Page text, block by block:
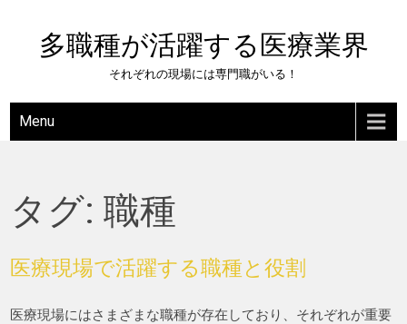
content多職種が活躍する医療業界
それぞれの現場には専門職がいる！
Menu
タグ:職種
医療現場で活躍する職種と役割
医療現場にはさまざまな職種が存在しており、それぞれが重要